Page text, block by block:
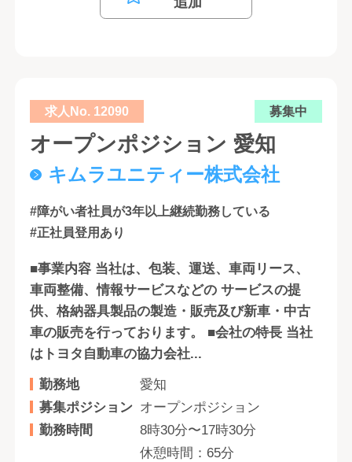
求人No. 12090 募集中
オープンポジション 愛知
キムラユニティー株式会社
#障がい者社員が3年以上継続勤務している
#正社員登用あり
■事業内容 当社は、包装、運送、車両リース、
車両整備、情報サービスなどの サービスの提
供、格納器具製品の製造・販売及び新車・中古
車の販売を行っております。 ■会社の特長 当社
はトヨタ自動車の協力会社...
勤務地
愛知
募集ポジション オープンポジション
勤務時間
8時30分〜17時30分
休憩時間：65分